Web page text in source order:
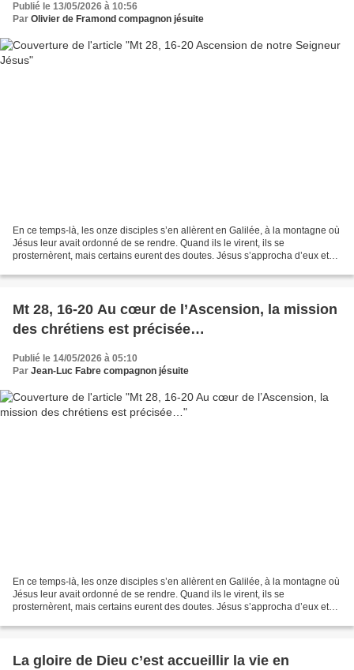
Publié le 13/05/2026 à 10:56
Par Olivier de Framond compagnon jésuite
En ce temps-là, les onze disciples s’en allèrent en Galilée, à la montagne où
Jésus leur avait ordonné de se rendre. Quand ils le virent, ils se
prosternèrent, mais certains eurent des doutes. Jésus s’approcha d’eux et
Mt 28, 16-20 Au cœur de l’Ascension, la mission
des chrétiens est précisée…
Publié le 14/05/2026 à 05:10
Par Jean-Luc Fabre compagnon jésuite
En ce temps-là, les onze disciples s’en allèrent en Galilée, à la montagne où
Jésus leur avait ordonné de se rendre. Quand ils le virent, ils se
prosternèrent, mais certains eurent des doutes. Jésus s’approcha d’eux et
La gloire de Dieu c’est accueillir la vie en